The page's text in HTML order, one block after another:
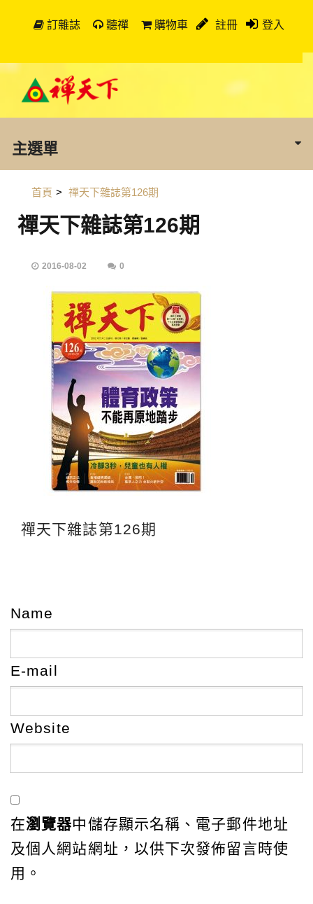
訂雜誌 聽禪 購物車 註冊 登入
主選單
首頁 > 禪天下雜誌第126期
禪天下雜誌第126期
2016-08-02 0
禪天下雜誌第126期
Name
E-mail
Website
在瀏覽器中儲存顯示名稱、電子郵件地址
及個人網站網址，以供下次發佈留言時使
用。